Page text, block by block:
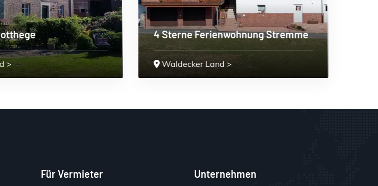
Ferienwohnung Stremme
Land >
Für Vermieter Unternehmen